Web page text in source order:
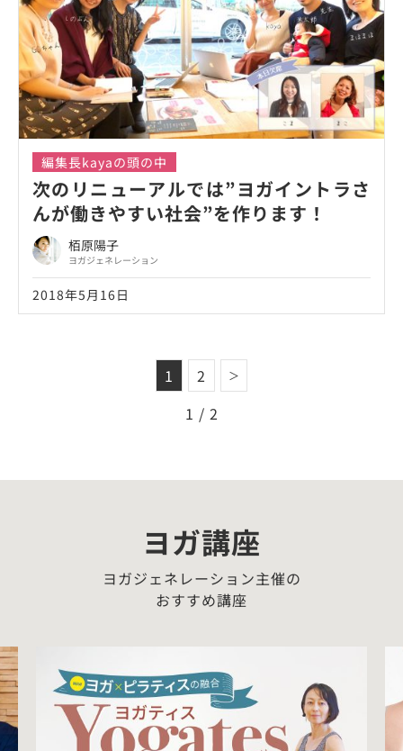
編集長kayaの頭の中
次のリニューアルでは”ヨガイントラさ
んが働きやすい社会”を作ります！
栢原陽子
ヨガジェネレーション
2018年5月16日
1 / 2
1 2 ＞
ヨガ講座
ヨガジェネレーション主催の
おすすめ講座